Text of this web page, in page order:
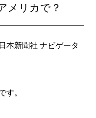
メリカで？
本新聞社 ナビゲータ
。